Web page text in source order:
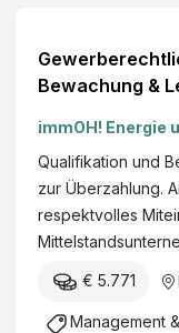
Bewachung &
immOH! Energie
Qualifikation und
zur Überzahlung.
respektvolles
€ 5.771
Management